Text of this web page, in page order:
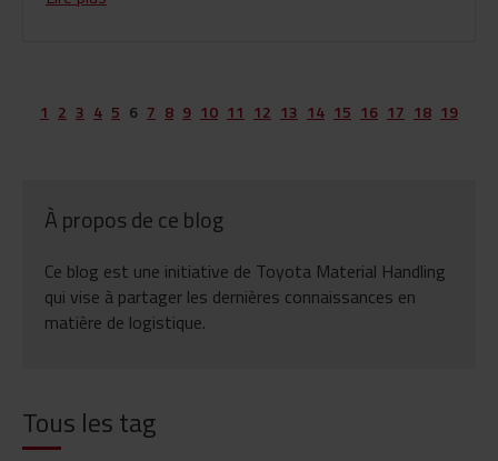
1 2 3 4 5 6 7 8 9 10 11 12 13 14 15 16 17 18 19
À propos de ce blog
Ce blog est une initiative de Toyota Material Handling
qui vise à partager les dernières connaissances en
matière de logistique.
Tous les tag